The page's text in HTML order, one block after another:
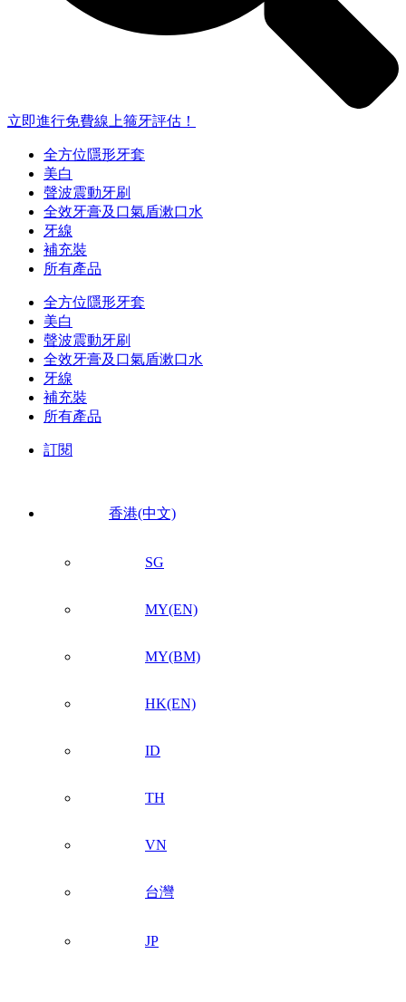
立即進行免費線上箍牙評估！
全方位隱形牙套
美白
聲波震動牙刷
全效牙膏及口氣盾漱口水
牙線
補充裝
所有產品
全方位隱形牙套
美白
聲波震動牙刷
全效牙膏及口氣盾漱口水
牙線
補充裝
所有產品
訂閱
香港(中文)
SG
MY(EN)
MY(BM)
HK(EN)
ID
TH
VN
台灣
JP